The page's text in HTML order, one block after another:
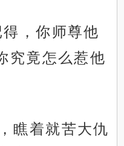
，你师尊他
竟怎么惹他
瞧着就苦大仇